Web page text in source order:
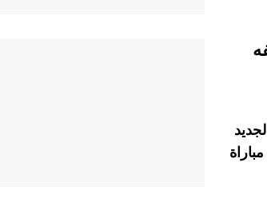
الفرنسي، بنتيجة 0-3، في مباراة